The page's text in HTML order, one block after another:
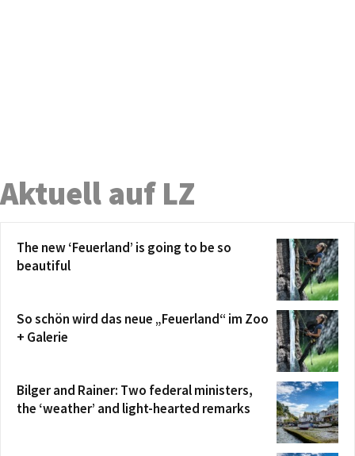
Aktuell auf LZ
The new ‘Feuerland’ is going to be so
beautiful
So schön wird das neue „Feuerland“ im Zoo
+ Galerie
Bilger and Rainer: Two federal ministers,
the ‘weather’ and light-hearted remarks